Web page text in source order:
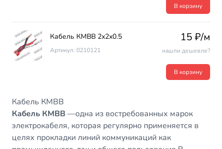
В корзину
Кабель КМВВ 2х2х0.5
Артикул: 0210121
15 ₽/м
нашли дешевле?
В корзину
Кабель КМВВ
Кабель КМВВ —одна из востребованных марок
электрокабеля, которая регулярно применяется в
целях прокладки линий коммуникаций как